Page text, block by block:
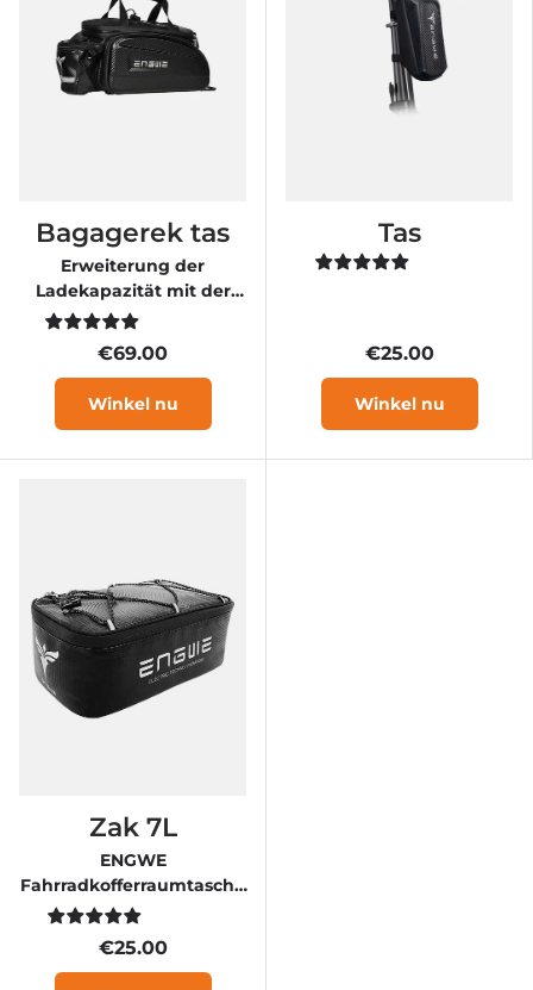
Bagagerek tas
Erweiterung der
Ladekapazität mit der
wasserdichten ENGWE
Tasche
€69.00
Winkel nu
Tas
€25.00
Winkel nu
Zak 7L
ENGWE
Fahrradkofferraumtasche
Fahrradgepäckträgertasche
7L
€25.00